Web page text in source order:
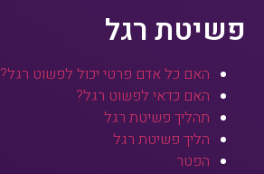
פשיטת רגל
האם כל אדם פרטי יכול לפשוט רגל?
האם כדאי לפשוט רגל?
תהליך פשיטת רגל
הליך פשיטת רגל
הפטר